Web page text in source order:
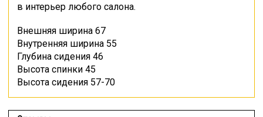
в интерьер любого салона.
Внешняя ширина 67
Внутренняя ширина 55
Глубина сидения 46
Высота спинки 45
Высота сидения 57-70